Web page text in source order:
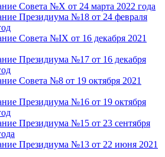
Совета №X от 24 марта 2022 года
Президиума №18 от 24 февраля
Совета №IX от 16 декабря 2021
Президиума №17 от 16 декабря
Совета №8 от 19 октября 2021
Президиума №16 от 19 октября
Президиума №15 от 23 сентября
Президиума №13 от 22 июня 2021